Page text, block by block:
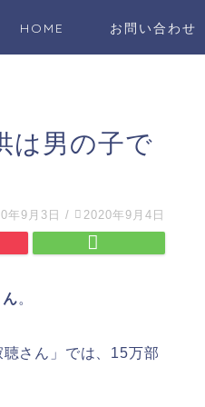
HOME お問い合わせ
は男の子で
年9月3日 / 2020年9月4日
。
さん」では、15万部